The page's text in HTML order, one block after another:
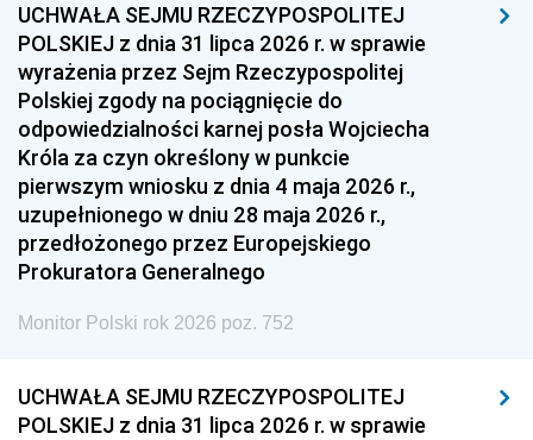
UCHWAŁA SEJMU RZECZYPOSPOLITEJ
POLSKIEJ z dnia 31 lipca 2026 r. w sprawie
wyrażenia przez Sejm Rzeczypospolitej
Polskiej zgody na pociągnięcie do
odpowiedzialności karnej posła Wojciecha
Króla za czyn określony w punkcie
pierwszym wniosku z dnia 4 maja 2026 r.,
uzupełnionego w dniu 28 maja 2026 r.,
przedłożonego przez Europejskiego
Prokuratora Generalnego
Monitor Polski rok 2026 poz. 752
UCHWAŁA SEJMU RZECZYPOSPOLITEJ
POLSKIEJ z dnia 31 lipca 2026 r. w sprawie